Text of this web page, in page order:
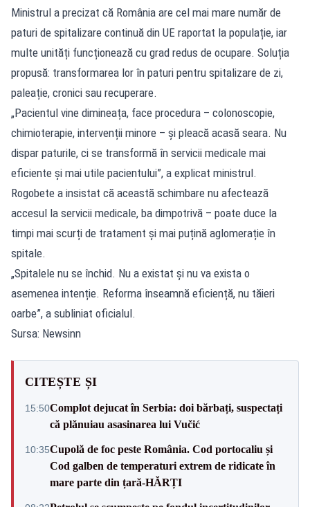
Ministrul a precizat că România are cel mai mare număr de
paturi de spitalizare continuă din UE raportat la populație, iar
multe unități funcționează cu grad redus de ocupare. Soluția
propusă: transformarea lor în paturi pentru spitalizare de zi,
paleație, cronici sau recuperare.
„Pacientul vine dimineața, face procedura – colonoscopie,
chimioterapie, intervenții minore – și pleacă acasă seara. Nu
dispar paturile, ci se transformă în servicii medicale mai
eficiente și mai utile pacientului”, a explicat ministrul.
Rogobete a insistat că această schimbare nu afectează
accesul la servicii medicale, ba dimpotrivă – poate duce la
timpi mai scurți de tratament și mai puțină aglomerație în
spitale.
„Spitalele nu se închid. Nu a existat și nu va exista o
asemenea intenție. Reforma înseamnă eficiență, nu tăieri
oarbe”, a subliniat oficialul.
Sursa: Newsinn
CITEȘTE ȘI
15:50Complot dejucat în Serbia: doi bărbați, suspectați
că plănuiau asasinarea lui Vučić
10:35Cupolă de foc peste România. Cod portocaliu și
Cod galben de temperaturi extrem de ridicate în
mare parte din țară-HĂRȚI